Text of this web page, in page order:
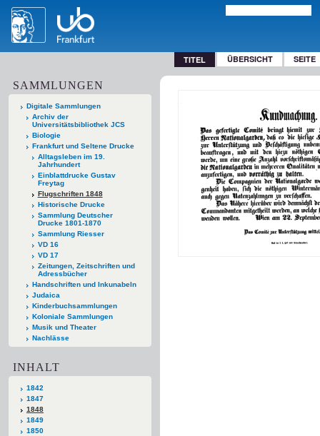
TITEL ÜBERSICHT SEITE
SAMMLUNGEN
Digitale Sammlungen
Archiv der
Universitätsbibliothek JCS
Biologie
Frankfurt und Seltene Drucke
Alltagsleben im 19.
Jahrhundert
Einblattdrucke Gustav
Freytag
Flugschriften 1848
Historische Drucke
Sammlung Deutscher
Drucke 1801-1870
Sammlung Riesser
VD 16
VD 17
Zeitungen, Zeitschriften und
Adressbücher
Handschriften und Inkunabeln
Judaica
Kinderbuchsammlungen
Koloniale Sammlungen
Musik und Theater
Nachlässe
INHALT
1842
1847
1848
1849
1850